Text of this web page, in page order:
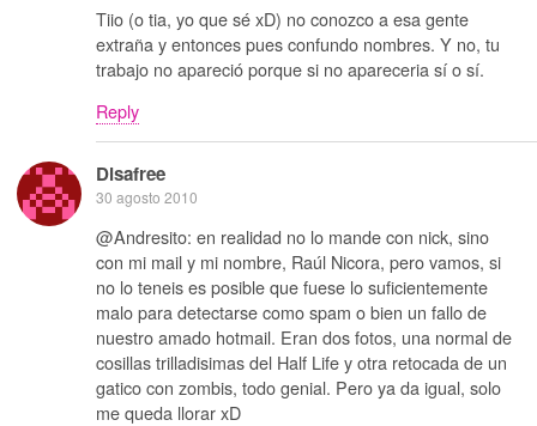
Tiio (o tia, yo que sé xD) no conozco a esa gente
extraña y entonces pues confundo nombres. Y no, tu
trabajo no apareció porque si no apareceria sí o sí.
Reply
Disafree
30 agosto 2010
@Andresito: en realidad no lo mande con nick, sino
con mi mail y mi nombre, Raúl Nicora, pero vamos, si
no lo teneis es posible que fuese lo suficientemente
malo para detectarse como spam o bien un fallo de
nuestro amado hotmail. Eran dos fotos, una normal de
cosillas trilladisimas del Half Life y otra retocada de un
gatico con zombis, todo genial. Pero ya da igual, solo
me queda llorar xD